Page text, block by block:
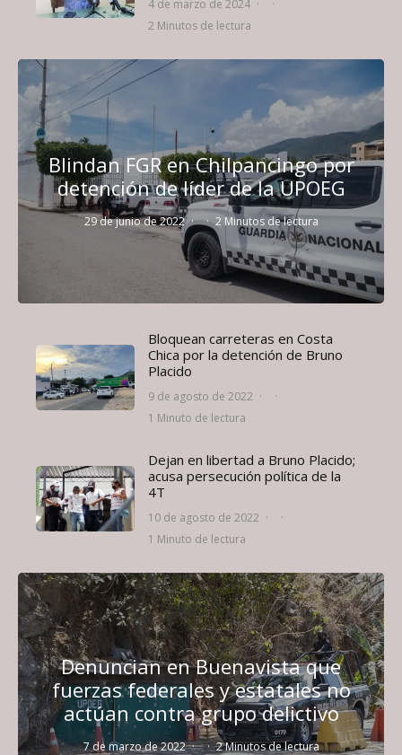
4 de marzo de 2024 ·
·
2 Minutos de lectura
Blindan FGR en Chilpancingo por
detención de líder de la UPOEG
29 de junio de 2022 · · 2 Minutos de lectura
Bloquean carreteras en Costa
Chica por la detención de Bruno
Placido
9 de agosto de 2022 ·
·
1 Minuto de lectura
Dejan en libertad a Bruno Placido;
acusa persecución política de la
4T
10 de agosto de 2022 ·
·
1 Minuto de lectura
Denuncian en Buenavista que
fuerzas federales y estatales no
actúan contra grupo delictivo
7 de marzo de 2022 · · 2 Minutos de lectura